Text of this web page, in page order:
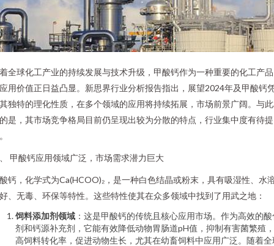
全球化工产业的持续发展与技术升级，甲酸钙作为一种重要的化工产
用价值正日益凸显。新思界行业分析报告指出，展望2024年及甲酸钙
独特的理化性质，在多个领域的应用将持续拓展，市场前景广阔。与
是，其市场竞争格局目前仍呈现出较为分散的特点，行业集中度有待提
甲酸钙应用领域广泛，市场需求潜力巨大
钙，化学式为Ca(HCOO)₂，是一种白色结晶或粉末，具有吸湿性、水
、无毒、环保等特性。这些特性使其在众多领域中找到了用武之地：
饲料添加剂领域 ：这是甲酸钙的传统且核心应用市场。作为高效的酸
剂和钙源补充剂，它能有效降低动物胃肠道pH值，抑制有害菌繁殖
高饲料转化率，促进动物生长，尤其在幼畜饲料中应用广泛。随着全